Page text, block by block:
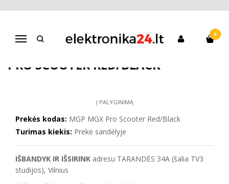
Navigacija
0
Pagrindinis Paspirtukai
Vaikams
TRIUKINIS PASPIRTUKAS MGP MGX
PRO SCOOTER RED/BLACK
Į PALYGINIMĄ
Prekės kodas: MGP MGX Pro Scooter Red/Black
Turimas kiekis: Prekė sandėlyje
IŠBANDYK IR IŠSIRINK adresu TARANDĖS 34A (šalia TV3
studijos), Vilnius